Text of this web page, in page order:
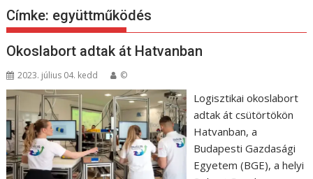
Címke: együttműködés
Okoslabort adtak át Hatvanban
2023. július 04. kedd ©
Logisztikai okoslabort
adtak át csütörtökön
Hatvanban, a
Budapesti Gazdasági
Egyetem (BGE), a helyi